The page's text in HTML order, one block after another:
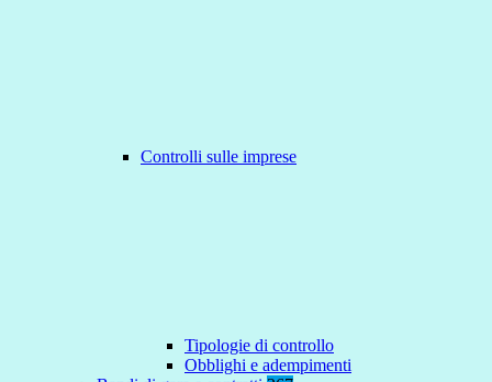
Controlli sulle imprese
Tipologie di controllo
Obblighi e adempimenti